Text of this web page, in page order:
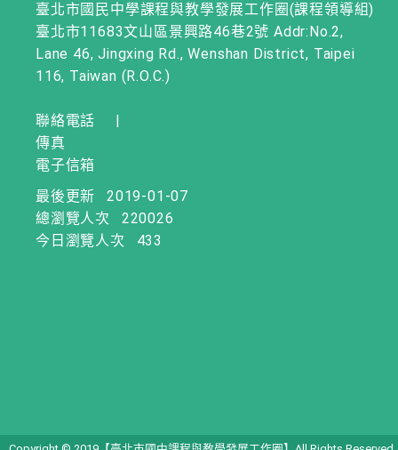
臺北市國民中學課程與教學發展工作圈(課程領導組)
臺北市11683文山區景興路46巷2號 Addr:No.2,
Lane 46, Jingxing Rd., Wenshan District, Taipei
116, Taiwan (R.O.C.)
聯絡電話
|
傳真
電子信箱
最後更新
2019-01-07
總瀏覽人次
220026
今日瀏覽人次
433